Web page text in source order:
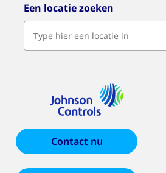
Een locatie zoeken
Contact nu